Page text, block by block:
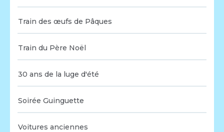
Train des œufs de Pâques
Train du Père Noël
30 ans de la luge d'été
Soirée Guinguette
Voitures anciennes